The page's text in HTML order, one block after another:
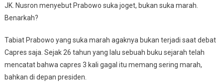
JK. Nusron menyebut Prabowo suka joget, bukan suka marah.
Benarkah?
Tabiat Prabowo yang suka marah agaknya bukan terjadi saat debat
Capres saja. Sejak 26 tahun yang lalu sebuah buku sejarah telah
mencatat bahwa capres 3 kali gagal itu memang sering marah,
bahkan di depan presiden.